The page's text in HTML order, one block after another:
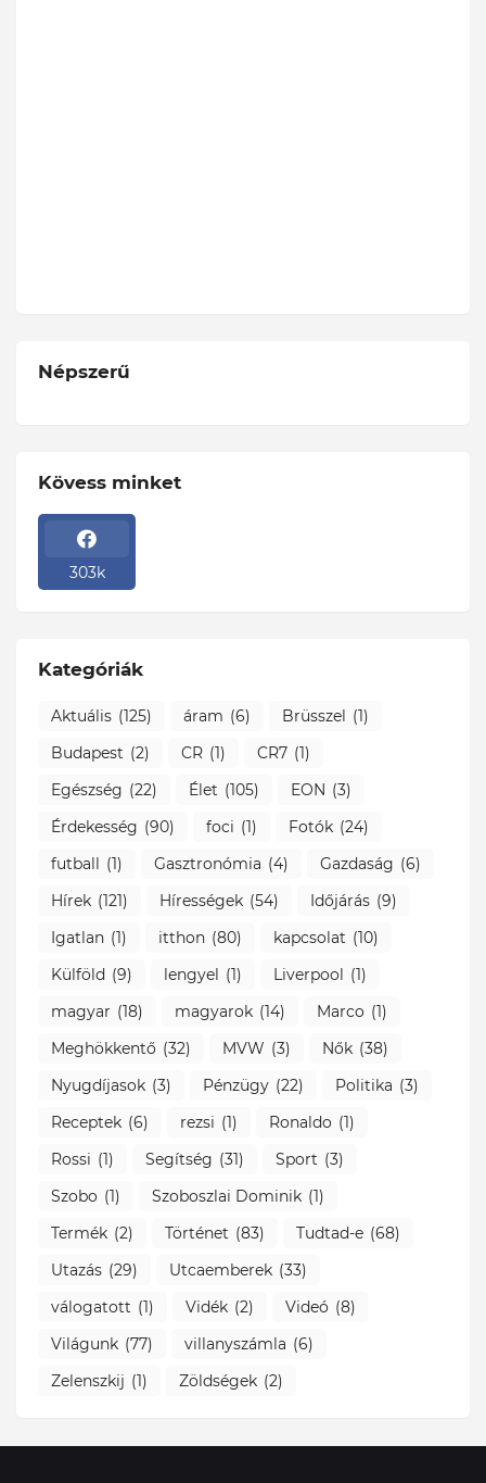
Népszerű
Kövess minket
303k
Kategóriák
Aktuális (125) áram (6) Brüsszel (1)
Budapest (2) CR (1) CR7 (1)
Egészség (22) Élet (105) EON (3)
Érdekesség (90) foci (1) Fotók (24)
futball (1) Gasztronómia (4) Gazdaság (6)
Hírek (121) Hírességek (54) Időjárás (9)
Igatlan (1) itthon (80) kapcsolat (10)
Külföld (9) lengyel (1) Liverpool (1)
magyar (18) magyarok (14) Marco (1)
Meghökkentő (32) MVW (3) Nők (38)
Nyugdíjasok (3) Pénzügy (22) Politika (3)
Receptek (6) rezsi (1) Ronaldo (1)
Rossi (1) Segítség (31) Sport (3)
Szobo (1) Szoboszlai Dominik (1)
Termék (2) Történet (83) Tudtad-e (68)
Utazás (29) Utcaemberek (33)
válogatott (1) Vidék (2) Videó (8)
Világunk (77) villanyszámla (6)
Zelenszkij (1) Zöldségek (2)